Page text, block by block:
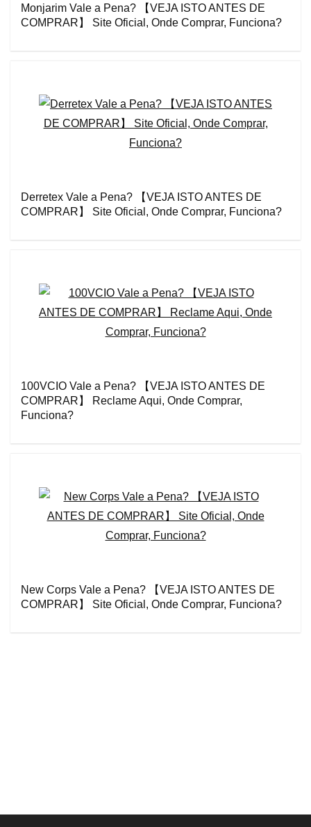
Monjarim Vale a Pena? 【VEJA ISTO ANTES DE
COMPRAR】 Site Oficial, Onde Comprar, Funciona?
Derretex Vale a Pena? 【VEJA ISTO ANTES DE
COMPRAR】 Site Oficial, Onde Comprar, Funciona?
100VCIO Vale a Pena? 【VEJA ISTO ANTES DE
COMPRAR】 Reclame Aqui, Onde Comprar,
Funciona?
New Corps Vale a Pena? 【VEJA ISTO ANTES DE
COMPRAR】 Site Oficial, Onde Comprar, Funciona?